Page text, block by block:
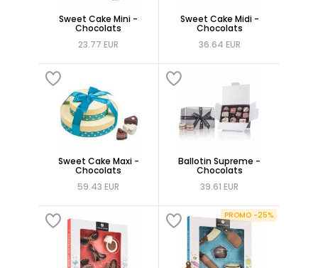
Sweet Cake Mini -
Chocolats
23.77 EUR
Sweet Cake Midi -
Chocolats
36.64 EUR
Sweet Cake Maxi -
Chocolats
59.43 EUR
Ballotin Supreme -
Chocolats
39.61 EUR
PROMO -25%